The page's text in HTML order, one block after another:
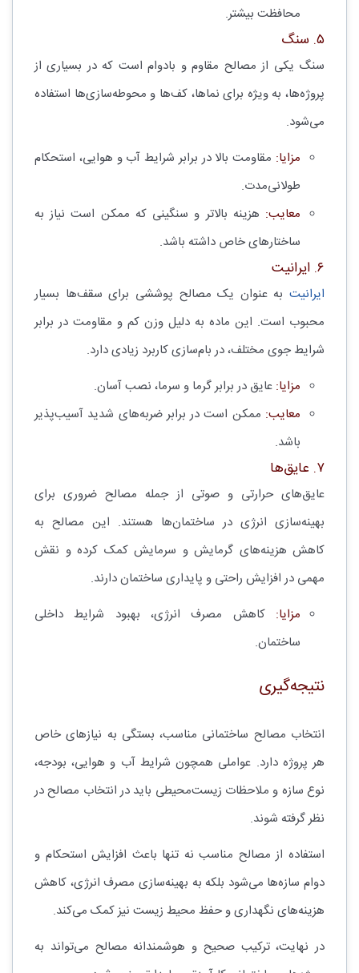
محافظت بیشتر.
۵. سنگ
سنگ یکی از مصالح مقاوم و بادوام است که در بسیاری از
پروژه‌ها، به ویژه برای نماها، کف‌ها و محوطه‌سازی‌ها استفاده
می‌شود.
مزایا: مقاومت بالا در برابر شرایط آب و هوایی، استحکام
طولانی‌مدت.
معایب: هزینه بالاتر و سنگینی که ممکن است نیاز به
ساختارهای خاص داشته باشد.
۶. ایرانیت
ایرانیت به عنوان یک مصالح پوششی برای سقف‌ها بسیار
محبوب است. این ماده به دلیل وزن کم و مقاومت در برابر
شرایط جوی مختلف، در بام‌سازی کاربرد زیادی دارد.
مزایا: عایق در برابر گرما و سرما، نصب آسان.
معایب: ممکن است در برابر ضربه‌های شدید آسیب‌پذیر
باشد.
۷. عایق‌ها
عایق‌های حرارتی و صوتی از جمله مصالح ضروری برای
بهینه‌سازی انرژی در ساختمان‌ها هستند. این مصالح به
کاهش هزینه‌های گرمایش و سرمایش کمک کرده و نقش
مهمی در افزایش راحتی و پایداری ساختمان دارند.
مزایا: کاهش مصرف انرژی، بهبود شرایط داخلی
ساختمان.
نتیجه‌گیری
انتخاب مصالح ساختمانی مناسب، بستگی به نیازهای خاص
هر پروژه دارد. عواملی همچون شرایط آب و هوایی، بودجه،
نوع سازه و ملاحظات زیست‌محیطی باید در انتخاب مصالح در
نظر گرفته شوند.
استفاده از مصالح مناسب نه تنها باعث افزایش استحکام و
دوام سازه‌ها می‌شود بلکه به بهینه‌سازی مصرف انرژی، کاهش
هزینه‌های نگهداری و حفظ محیط زیست نیز کمک می‌کند.
در نهایت، ترکیب صحیح و هوشمندانه مصالح می‌تواند به